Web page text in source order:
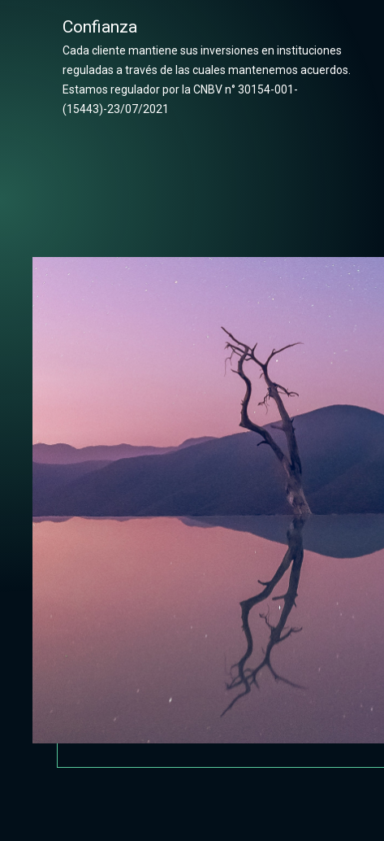
Confianza
Cada cliente mantiene sus inversiones en instituciones
reguladas a través de las cuales mantenemos acuerdos.
Estamos regulador por la CNBV n° 30154-001-
(15443)-23/07/2021